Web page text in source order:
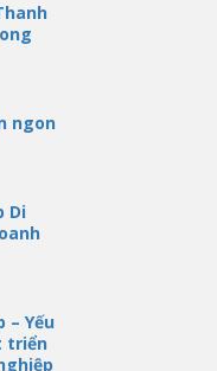
ngon
Di
– Yếu
triển